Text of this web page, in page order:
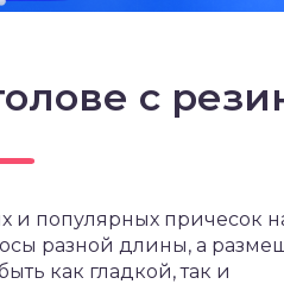
с
и популярных причесок
разной длины, а
как гладкой, так и